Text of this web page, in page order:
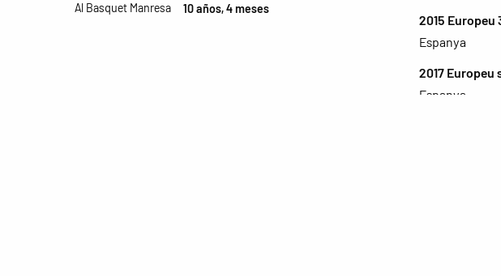
Al Basquet Manresa
10 años, 4 meses
2015 Europeu
Espanya
2017 Europeu
Espanya